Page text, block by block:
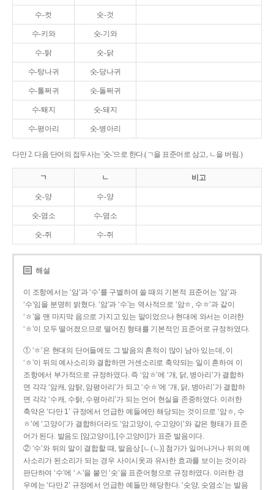
수-컷 숫-것
수-키와 숫-기와
수-탉 숫-닭
수-탕나귀 숫-당나귀
수-톨쩌귀 숫-돌쩌귀
수-퇘지 숫-돼지
수-평아리 숫-병아리
다만 2. 다음 단어의 접두사는 '숫-'으로 한다.(ㄱ을 표준어로 삼고, ㄴ을 버림.)
ㄱ ㄴ 비고
숫-양 수-양
숫-염소 수-염소
숫-쥐 수-쥐
해설
이 조항에서는 ‘암’과 ‘수’를 구별하여 쓸 때의 기본적 표준어는 ‘암’과
‘수’임을 분명히 밝혔다. ‘암’과 ‘수’는 역사적으로 ‘암ㅎ, 수ㅎ’과 같이
‘ㅎ’을 맨 마지막 음으로 가지고 있는 말이었으나 현대에 와서는 이러한
‘ㅎ’이 모두 떨어졌으므로 떨어진 형태를 기본적인 표준어로 규정하였다.
① ‘ㅎ’은 현대의 단어들에도 그 발음의 흔적이 많이 남아 있는데, 이
‘ㅎ’이 뒤의 예사소리와 결합하면 거센소리로 축약되는 일이 흔하여 이
조항에서 부가적으로 규정하였다. 즉 ‘암ㅎ’에 ‘개, 닭, 병아리’가 결합하
면 각각 ‘암캐, 암탉, 암평아리’가 되고 ‘수ㅎ’에 ‘개, 닭, 병아리’가 결합하
면 각각 ‘수캐, 수탉, 수평아리’가 되는 언어 현실을 존중하였다. 이러한
축약은 ‘다만 1’ 규정에서 언급한 예들에만 해당되는 것이므로 ‘암ㅎ, 수
ㅎ’에 ‘고양이’가 결합하더라도 ‘암고양이, 수고양이’와 같은 형태가 표준
어가 된다. 발음도 [암고양이], [수고양이]가 표준 발음이다.
② ‘수’와 뒤의 말이 결합할 때, 발음상 [ㄴ(ㄴ)] 첨가가 일어나거나 뒤의 예
사소리가 된소리가 되는 경우 사이시옷과 유사한 효과를 보이는 것이라
판단하여 ‘수’에 ‘ㅅ’을 붙인 ‘숫’을 표준어형으로 규정하였다. 이러한 경
우에는 ‘다만 2’ 규정에서 언급한 예들만 해당한다. ‘숫양, 숫염소’는 발음